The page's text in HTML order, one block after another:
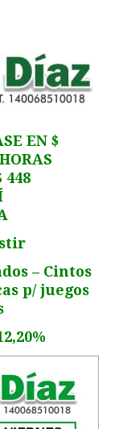
EN $
448
– Cintos
p/ juegos